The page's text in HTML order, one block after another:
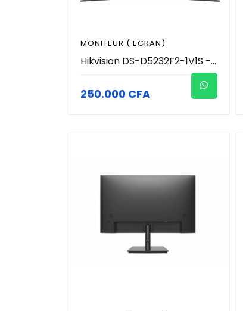
MONITEUR ( ECRAN)
Hikvision DS-D5232F2-1V1S - Moniteur LED 32 Pouces Full HD 1080p Usages 24/7 (HDMI / VGA + Haut-Parleurs Intégrés 2x5W) - Écran de Contrôle & Vidéosurveillance Pro - Fixation VESA
250.000 CFA